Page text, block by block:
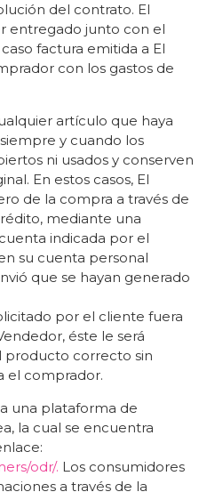
del contrato. El
entregado junto con el
factura emitida a El
con los gastos de
artículo que haya
y cuando los
ni usados y conserven
En estos casos, El
de la compra a través de
mediante una
indicada por el
su cuenta personal
que se hayan generado
por el cliente fuera
éste le será
producto correcto sin
el comprador.
una plataforma de
la cual se encuentra
odr/. Los consumidores
a través de la